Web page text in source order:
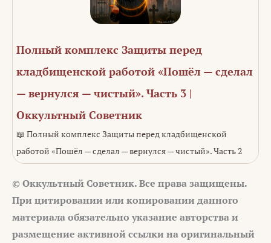
Полный комплекс Защиты перед
кладбищенской работой «Пошёл — сделал
— вернулся — чистый». Часть 3 |
Оккультный Советник
📖 Полный комплекс Защиты перед кладбищенской
работой «Пошёл — сделал — вернулся — чистый». Часть 2
© Оккультный Советник. Все права защищены.
При цитировании или копировании данного
материала обязательно указание авторства и
размещение активной ссылки на оригинальный